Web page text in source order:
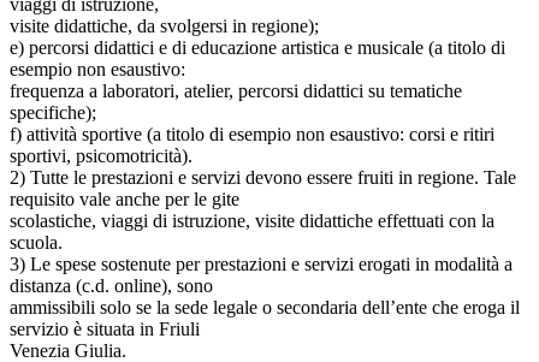
visite didattiche, da svolgersi in regione);
e) percorsi didattici e di educazione artistica e musicale (a titolo di
esempio non esaustivo:
frequenza a laboratori, atelier, percorsi didattici su tematiche
specifiche);
f) attività sportive (a titolo di esempio non esaustivo: corsi e ritiri
sportivi, psicomotricità).
2) Tutte le prestazioni e servizi devono essere fruiti in regione. Tale
requisito vale anche per le gite
scolastiche, viaggi di istruzione, visite didattiche effettuati con la
scuola.
3) Le spese sostenute per prestazioni e servizi erogati in modalità a
distanza (c.d. online), sono
ammissibili solo se la sede legale o secondaria dell’ente che eroga il
servizio è situata in Friuli
Venezia Giulia.